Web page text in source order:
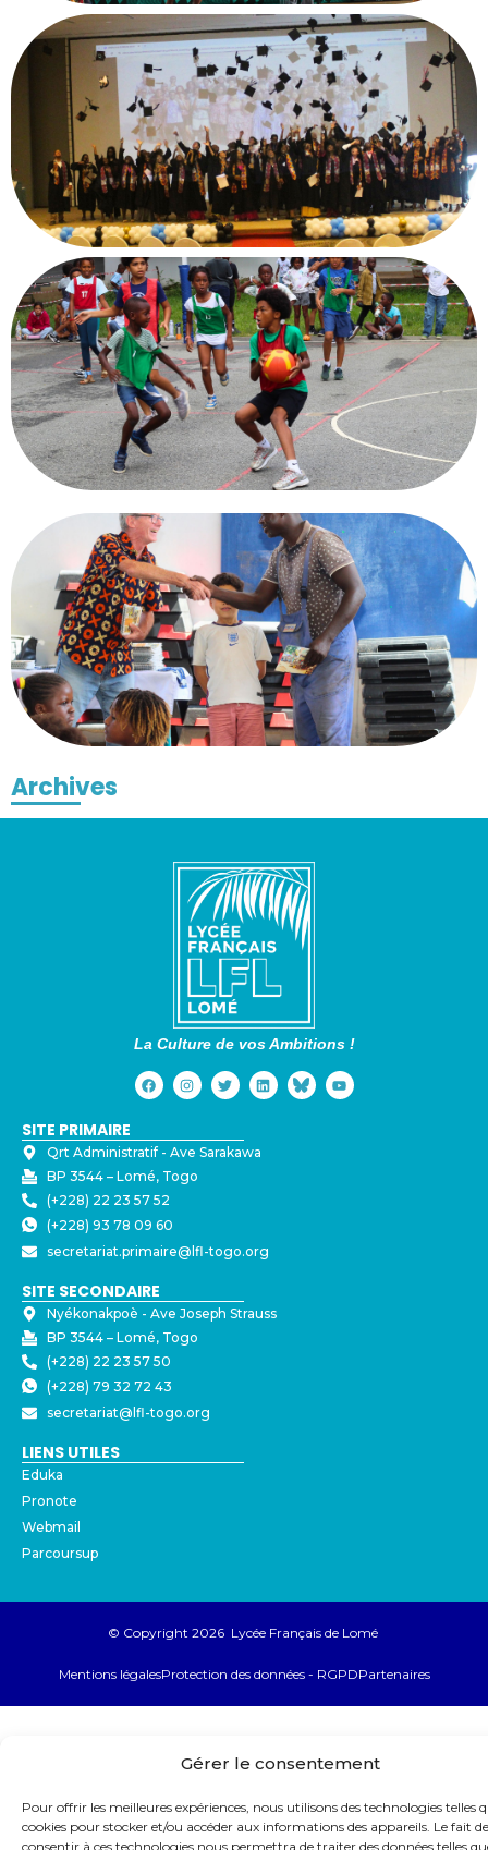
Gérer le consentement
Pour offrir les meilleures expériences, nous utilisons des technologies telles
cookies pour stocker et/ou accéder aux informations des appareils. Le fait de
consentir à ces technologies nous permettra de traiter des données telles
Archives
La Culture de vos Ambitions !
SITE PRIMAIRE
Qrt Administratif - ⁠Ave Sarakawa
BP 3544 – Lomé, Togo
(+228) 22 23 57 52
(+228) 93 78 09 60
secretariat.primaire@lfl-togo.org
SITE SECONDAIRE
Nyékonakpoè - ⁠Ave Joseph Strauss
BP 3544 – Lomé, Togo
(+228) 22 23 57 50
(+228) 79 32 72 43
secretariat@lfl-togo.org
LIENS UTILES
Eduka
Pronote
Webmail
Parcoursup
© Copyright 2026 Lycée Français de Lomé
Mentions légalesProtection des données - RGPDPartenaires